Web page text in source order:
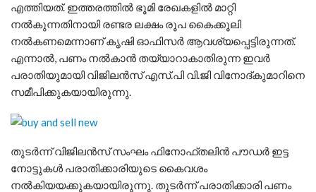
എത്തിയത്. ഇത്തരത്തിൽ ഭൂമി രേഖകളിൽ മാറ്റി
നൽകുന്നതിനായി രണ്ടര ലക്ഷം രൂപ കൈക്കൂലി
നൽകണമെന്നാണ് കൃഷി ഓഫിസർ ആവശ്യപ്പെട്ടിരുന്നത്.
എന്നാൽ, പണം നൽകാൻ തയ്യാറാകാതിരുന്ന ഇവർ
പരാതിയുമായി വിജിലൻസ് എസ്.പി വി.ജി വിനോദ്കുമാറിനെ
സമീപിക്കുകയായിരുന്നു.
തുടർന്ന് വിജിലൻസ് സംഘം ഫിനോഫ്തലിൻ പൗഡർ ഇട്ട
നോട്ടുകൾ പരാതിക്കാരിയുടെ കൈവശം
നൽകിയയക്കുകയായിരുന്നു. തുടർന്ന് പരാതിക്കാരി പണം